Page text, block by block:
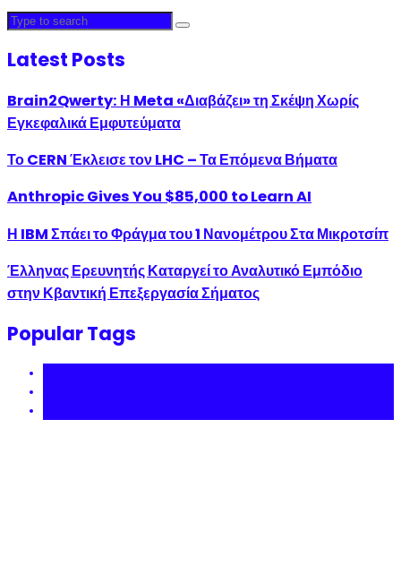
Latest Posts
Brain2Qwerty: Η Meta «Διαβάζει» τη Σκέψη Χωρίς
Εγκεφαλικά Εμφυτεύματα
Το CERN Έκλεισε τον LHC – Τα Επόμενα Βήματα
Anthropic Gives You $85,000 to Learn AI
Η IBM Σπάει το Φράγμα του 1 Νανομέτρου Στα Μικροτσίπ
Έλληνας Ερευνητής Καταργεί το Αναλυτικό Εμπόδιο
στην Κβαντική Επεξεργασία Σήματος
Popular Tags